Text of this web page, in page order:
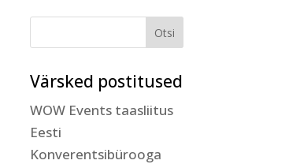
Värsked postitused
WOW Events taasliitus
Eesti
Konverentsibürooga